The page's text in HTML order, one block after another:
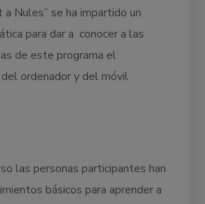
a Nules” se ha impartido un
para dar a conocer a las
de este programa el
ordenador y del móvil
las personas participantes han
básicos para aprender a